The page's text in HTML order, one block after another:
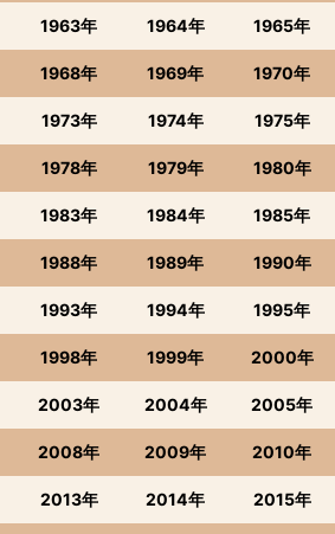
1963年 1964年 1965年
1968年 1969年 1970年
1973年 1974年 1975年
1978年 1979年 1980年
1983年 1984年 1985年
1988年 1989年 1990年
1993年 1994年 1995年
1998年 1999年 2000年
2003年 2004年 2005年
2008年 2009年 2010年
2013年 2014年 2015年